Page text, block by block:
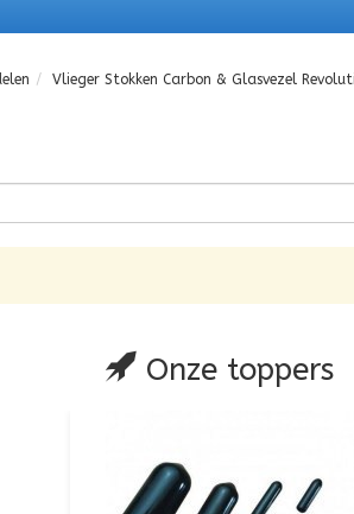
Vlieger Stokken Carbon & Glasvezel
Onze toppers